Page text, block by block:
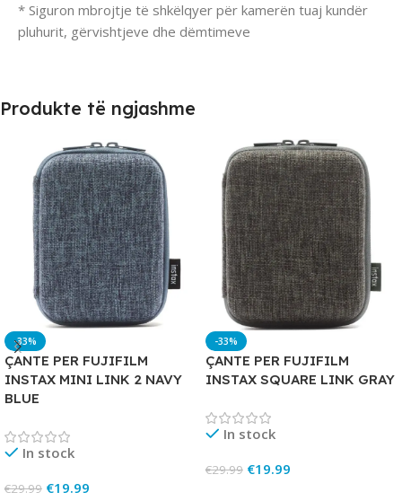
* Siguron mbrojtje të shkëlqyer për kamerën tuaj kundër
pluhurit, gërvishtjeve dhe dëmtimeve
Produkte të ngjashme
-33%
ÇANTE PER FUJIFILM
INSTAX MINI LINK 2 NAVY
BLUE
In stock
€29.99 €19.99
-33%
ÇANTE PER FUJIFILM
INSTAX SQUARE LINK GRAY
In stock
€29.99 €19.99